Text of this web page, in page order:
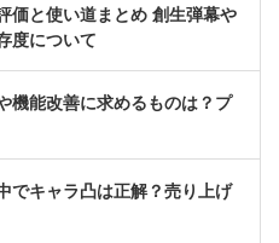
価と使い道まとめ 創生弾幕や
度について
機能改善に求めるものは？プ
でキャラ凸は正解？売り上げ